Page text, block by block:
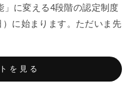
」に変える4段階の認定制度
に始まります。ただいま先
を見る